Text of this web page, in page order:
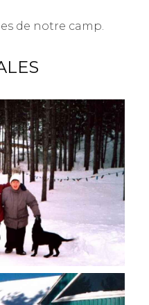
de notre camp.